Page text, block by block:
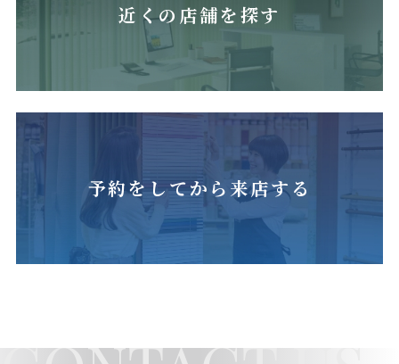
近くの店舗を探す
予約をしてから来店する